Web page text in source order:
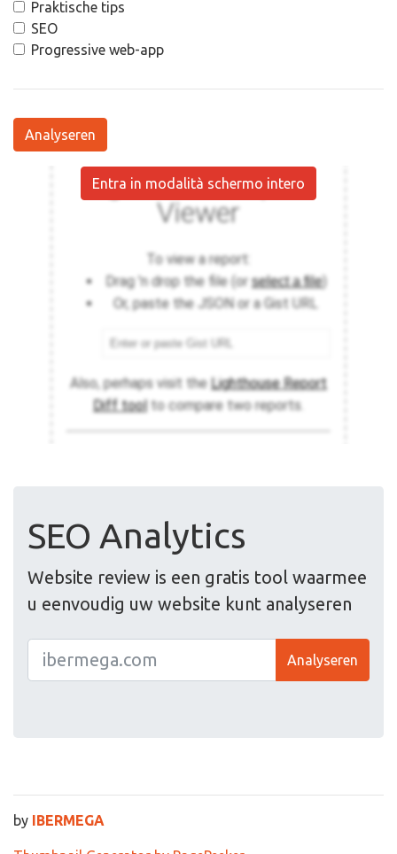
Praktische tips
SEO
Progressive web-app
Analyseren
Entra in modalità schermo intero
SEO Analytics
Website review is een gratis tool waarmee
u eenvoudig uw website kunt analyseren
Analyseren
by IBERMEGA